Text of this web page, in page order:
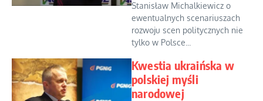
Stanisław Michalkiewicz o
ewentualnych scenariuszach
rozwoju scen politycznych nie
tylko w Polsce...
Kwestia ukraińska w
polskiej myśli
narodowej